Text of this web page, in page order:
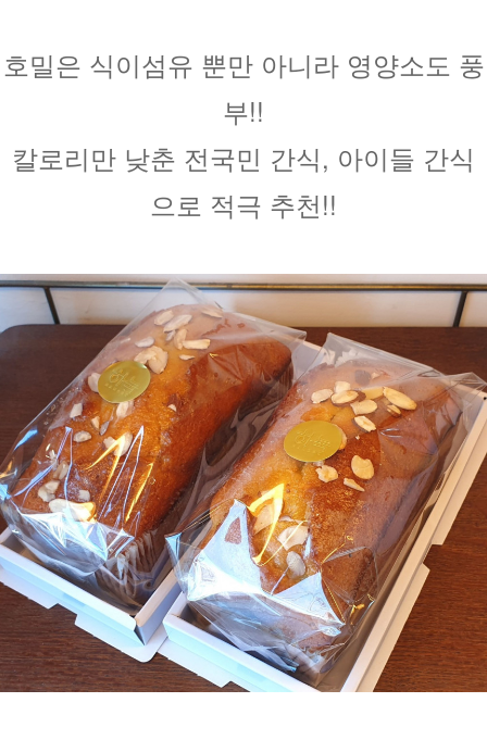
호밀은 식이섬유 뿐만 아니라 영양소도 풍
부!!
칼로리만 낮춘 전국민 간식, 아이들 간식
으로 적극 추천!!